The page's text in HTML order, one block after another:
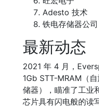
Adesto 技术
铁电存储器公司
最新动态
2021 年 4 月，
1Gb STT-MRAM（
储器），瞄准了工业
芯片具有闪电般的读